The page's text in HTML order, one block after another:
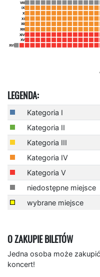
LEGENDA:
Kategoria I
Kategoria II
Kategoria III
Kategoria IV
Kategoria V
niedostępne miejsce
wybrane miejsce
O ZAKUPIE BILETÓW
Jedna osoba może
koncert!